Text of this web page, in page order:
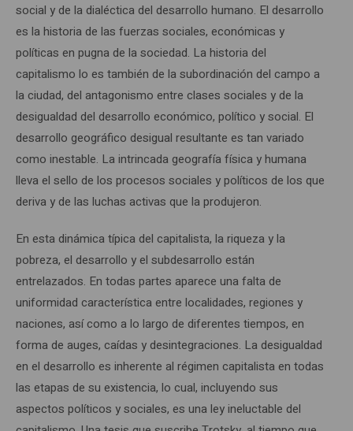
social y de la dialéctica del desarrollo humano. El desarrollo
es la historia de las fuerzas sociales, económicas y
políticas en pugna de la sociedad. La historia del
capitalismo lo es también de la subordinación del campo a
la ciudad, del antagonismo entre clases sociales y de la
desigualdad del desarrollo económico, político y social. El
desarrollo geográfico desigual resultante es tan variado
como inestable. La intrincada geografía física y humana
lleva el sello de los procesos sociales y políticos de los que
deriva y de las luchas activas que la produjeron.
En esta dinámica típica del capitalista, la riqueza y la
pobreza, el desarrollo y el subdesarrollo están
entrelazados. En todas partes aparece una falta de
uniformidad característica entre localidades, regiones y
naciones, así como a lo largo de diferentes tiempos, en
forma de auges, caídas y desintegraciones. La desigualdad
en el desarrollo es inherente al régimen capitalista en todas
las etapas de su existencia, lo cual, incluyendo sus
aspectos políticos y sociales, es una ley ineluctable del